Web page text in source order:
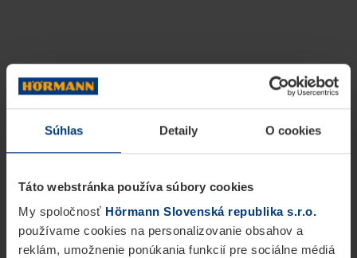
Súhlas Detaily O cookies
Táto webstránka používa súbory cookies
My spoločnosť Hörmann Slovenská republika s.r.o.
používame cookies na personalizovanie obsahov a
reklám, umožnenie ponúkania funkcií pre sociálne médiá